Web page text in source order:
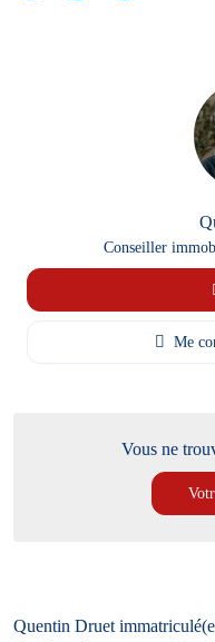
Conseiller
Me
Vous ne
Quentin Druet